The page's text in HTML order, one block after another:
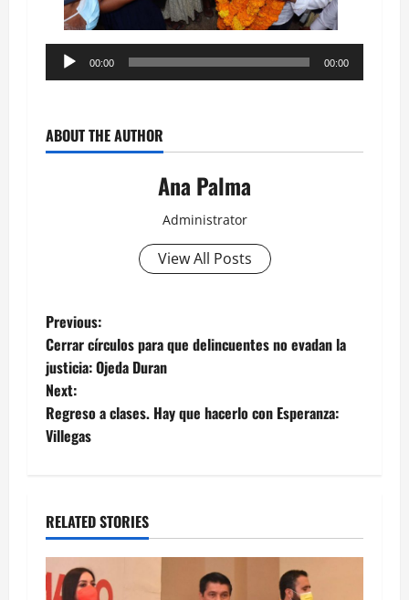
Reproductor
de
00:00 00:00
ABOUT THE AUTHOR
Ana Palma
Administrator
View All Posts
Post
navigation
Previous:
Cerrar círculos para que delincuentes no evadan la
justicia: Ojeda Duran
Next:
Regreso a clases. Hay que hacerlo con Esperanza:
Villegas
RELATED STORIES